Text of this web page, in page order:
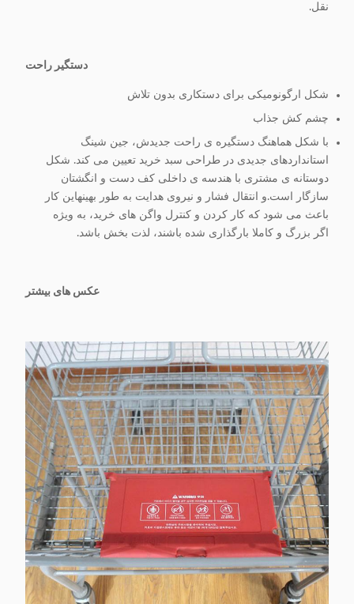
نقل.
دستگير راحت
شکل ارگونومیکی برای دستکاری بدون تلاش
چشم کش جذاب
با شکل هماهنگ دستگیره ی راحت جدیدش، جین شینگ
استانداردهای جدیدی در طراحی سبد خرید تعیین می کند. شکل
دوستانه ی مشتری با هندسه ی داخلی کف دست و انگشتان
سازگار است.و انتقال فشار و نیروی هدایت به طور بهینهاین کار
باعث می شود که کار کردن و کنترل واگن های خرید، به ویژه
اگر بزرگ و کاملا بارگذاری شده باشند، لذت بخش باشد.
عکس های بیشتر